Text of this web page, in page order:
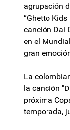
agrupación
“Ghetto
canción Dai
en el
gran
La
la canción
próxima
temporada,